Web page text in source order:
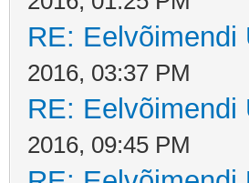
RE: Eelvõimendi
2016, 03:37 PM
RE: Eelvõimendi
2016, 09:45 PM